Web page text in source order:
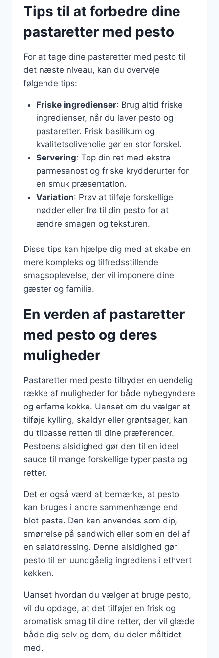
Tips til at forbedre dine
pastaretter med pesto
For at tage dine pastaretter med pesto til
det næste niveau, kan du overveje
følgende tips:
Friske ingredienser: Brug altid friske
ingredienser, når du laver pesto og
pastaretter. Frisk basilikum og
kvalitetsolivenolie gør en stor forskel.
Servering: Top din ret med ekstra
parmesanost og friske krydderurter for
en smuk præsentation.
Variation: Prøv at tilføje forskellige
nødder eller frø til din pesto for at
ændre smagen og teksturen.
Disse tips kan hjælpe dig med at skabe en
mere kompleks og tilfredsstillende
smagsoplevelse, der vil imponere dine
gæster og familie.
En verden af pastaretter
med pesto og deres
muligheder
Pastaretter med pesto tilbyder en uendelig
række af muligheder for både nybegyndere
og erfarne kokke. Uanset om du vælger at
tilføje kylling, skaldyr eller grøntsager, kan
du tilpasse retten til dine præferencer.
Pestoens alsidighed gør den til en ideel
sauce til mange forskellige typer pasta og
retter.
Det er også værd at bemærke, at pesto
kan bruges i andre sammenhænge end
blot pasta. Den kan anvendes som dip,
smørrelse på sandwich eller som en del af
en salatdressing. Denne alsidighed gør
pesto til en uundgåelig ingrediens i ethvert
køkken.
Uanset hvordan du vælger at bruge pesto,
vil du opdage, at det tilføjer en frisk og
aromatisk smag til dine retter, der vil glæde
både dig selv og dem, du deler måltidet
med.